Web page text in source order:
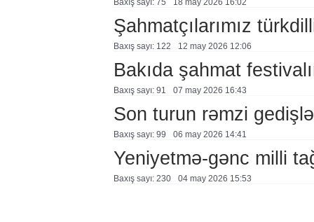
Baxış sayı: 75 18 may 2026 16:02
Şahmatçılarımız
Baxış sayı: 122 12 may 2026 12:06
Bakıda şahmat
Baxış sayı: 91 07 may 2026 16:43
Son turun rəmzi
Baxış sayı: 99 06 may 2026 14:41
Yeniyetmə-gənc milli
Baxış sayı: 230 04 may 2026 15:53